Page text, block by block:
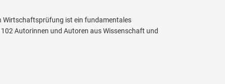
Wirtschaftsprüfung ist ein fundamentales
Autorinnen und Autoren aus Wissenschaft und